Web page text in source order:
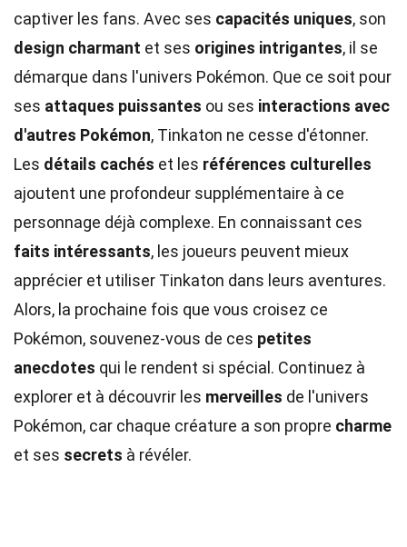
captiver les fans. Avec ses capacités uniques, son
design charmant et ses origines intrigantes, il se
démarque dans l'univers Pokémon. Que ce soit pour
ses attaques puissantes ou ses interactions avec
d'autres Pokémon, Tinkaton ne cesse d'étonner.
Les détails cachés et les références culturelles
ajoutent une profondeur supplémentaire à ce
personnage déjà complexe. En connaissant ces
faits intéressants, les joueurs peuvent mieux
apprécier et utiliser Tinkaton dans leurs aventures.
Alors, la prochaine fois que vous croisez ce
Pokémon, souvenez-vous de ces petites
anecdotes qui le rendent si spécial. Continuez à
explorer et à découvrir les merveilles de l'univers
Pokémon, car chaque créature a son propre charme
et ses secrets à révéler.